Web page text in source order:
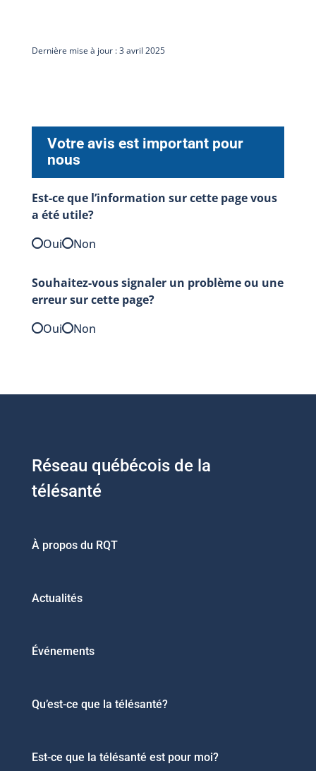
Dernière mise à jour : 3 avril 2025
Votre avis est important pour
nous
Est-ce que l’information sur cette page vous
a été utile?
Oui
Non
Souhaitez-vous signaler un problème ou une
erreur sur cette page?
Oui
Non
Réseau québécois de la
télésanté
À propos du RQT
Actualités
Événements
Qu’est-ce que la télésanté?
Est-ce que la télésanté est pour moi?